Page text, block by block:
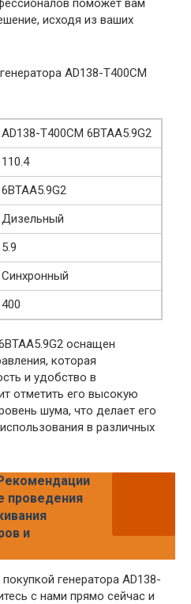
поможет вам
исходя из ваших
AD138-T400CM
AD138-T400CM 6BTAA5.9G2
110.4
6BTAA5.9G2
Дизельный
5.9
Синхронный
400
оснащен
которая
и удобство в
отметить его высокую
шума, что делает его
в различных
проведения
и
генератора AD138-
с нами прямо сейчас и